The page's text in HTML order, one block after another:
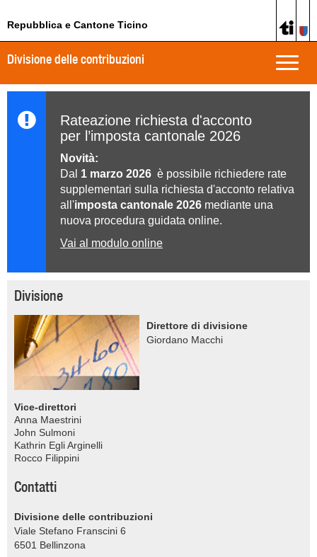
Repubblica e Cantone Ticino
Toggle
Divisione delle contribuzioni
Rateazione richiesta d'acconto
per l’imposta cantonale 2026
Novità:
Dal 1 marzo 2026 è possibile richiedere rate
supplementari sulla richiesta d'acconto relativa
all'imposta cantonale 2026 mediante una
nuova procedura guidata online.
Vai al modulo online
Divisione
Direttore di divisione
Giordano Macchi
Vice-direttori
Anna Maestrini
John Sulmoni
Kathrin Egli Arginelli
Rocco Filippini
Contatti
Divisione delle contribuzioni
Viale Stefano Franscini 6
6501 Bellinzona